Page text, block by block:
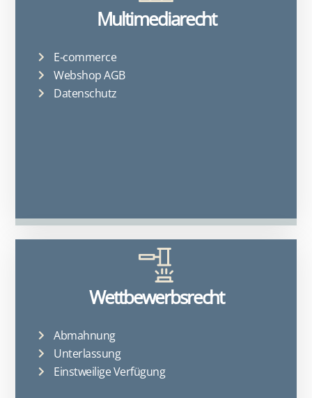
Multimediarecht
E-commerce
Webshop AGB
Datenschutz
Wettbewerbsrecht
Abmahnung
Unterlassung
Einstweilige Verfügung